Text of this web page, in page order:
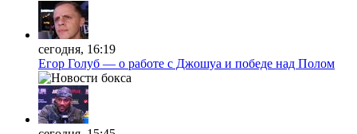
сегодня, 16:19
Егор Голуб — о работе с Джошуа и победе над Полом